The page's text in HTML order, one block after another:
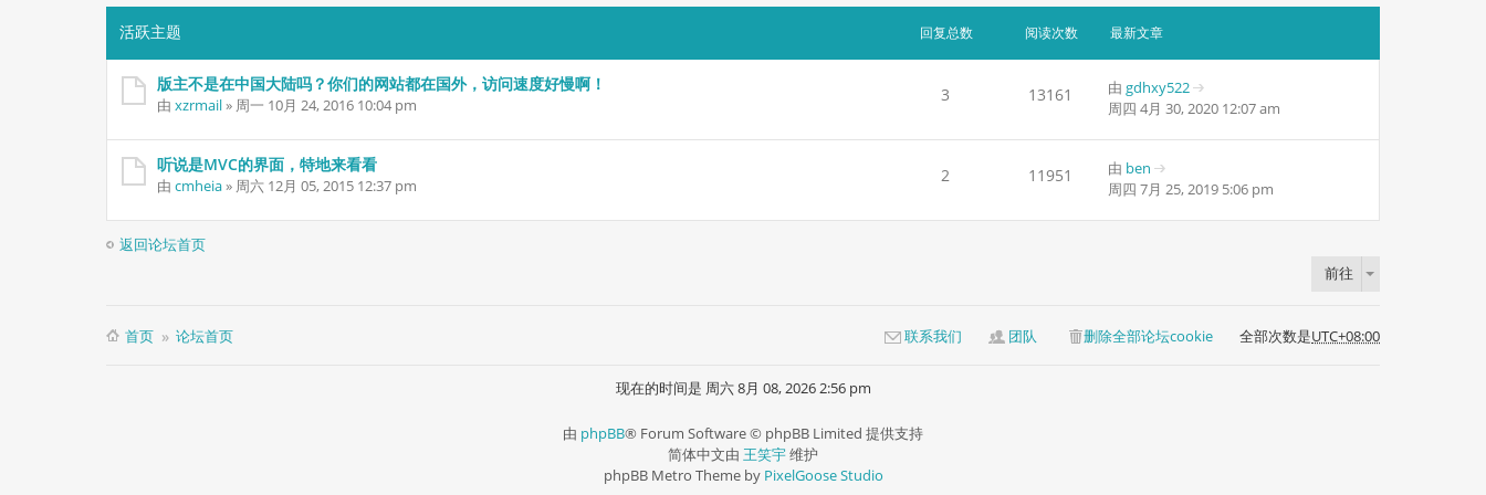
子
活跃主题 回复总数 阅读次数 最新文章
版主不是在中国大陆吗？你们的网站都在国外，访问速度好慢啊！
由 xzrmail» 周一 10月 24, 2016 10:04 pm 3 13161 由 gdhxy522
查
最
帖
周四 4月 30, 2020 12:07 am
听说是MVC的界面，特地来看看
由 cmheia» 周六 12月 05, 2015 12:37 pm 2 11951 由 ben
查
最
周四 7月 25, 2019 5:06 pm
返回论坛首页
前往
首页 论坛首页 全部次数是UTC+08:00
删除全部论坛cookie
团队
联系我们
现在的时间是 周六 8月 08, 2026 2:56 pm
由 phpBB® Forum Software © phpBB Limited 提供支持
简体中文由 王笑宇维护
phpBB Metro Theme by PixelGoose Studio